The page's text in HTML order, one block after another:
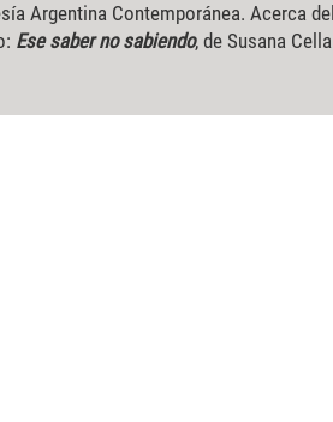
Argentina Contemporánea. Acerca del
Ese saber no sabiendo, de Susana Cella